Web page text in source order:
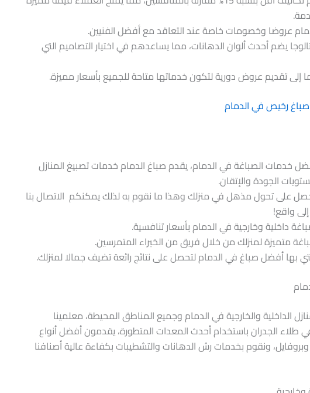
عروضا وخصومات خاصة عند التعاقد مع أفضل الفنيين.
يضم أحدث ألوان الدهانات، مما يساعدهم في اختيار التصاميم التي
إلى تقديم عروض دورية لتكون خدماتها متاحة للجميع بأسعار مميزة.
رخيص في الدمام
خدمات الصباغة في الدمام، يقدم صباغ الدمام خدمات تصبيغ المنازل
الجودة والإتقان.
على تحول مذهل في منزلك وهذا ما نقوم به لذلك يمكنكم الاتصال بنا
واقع!
داخلية وخارجية في الدمام بأسعار تنافسية.
متميزة لمنزلك من خلال فريق من الخبراء المتمرسين.
بها أفضل صباغ في الدمام لتحصل على نتائج رائعة تضيف جمالا لمنزلك.
الداخلية والخارجية في الدمام وجميع المناطق المحيطة، معلمينا
طلاء الجدران باستخدام أحدث المعدات المتطورة، يقدمون أفضل أنواع
ونقوم بخدمات رش الدهانات والتشطيبات بكفاءة عالية أصنافنا